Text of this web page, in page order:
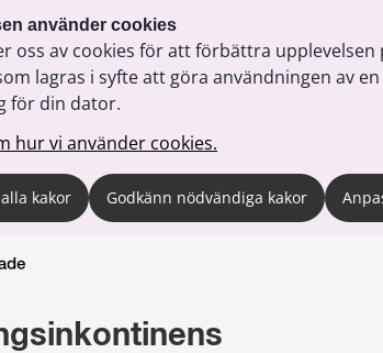
använder cookies
oss av cookies för att förbättra upplevelsen
lagras i syfte att göra användningen av
för din dator.
hur vi använder cookies.
kakor Godkänn nödvändiga kakor